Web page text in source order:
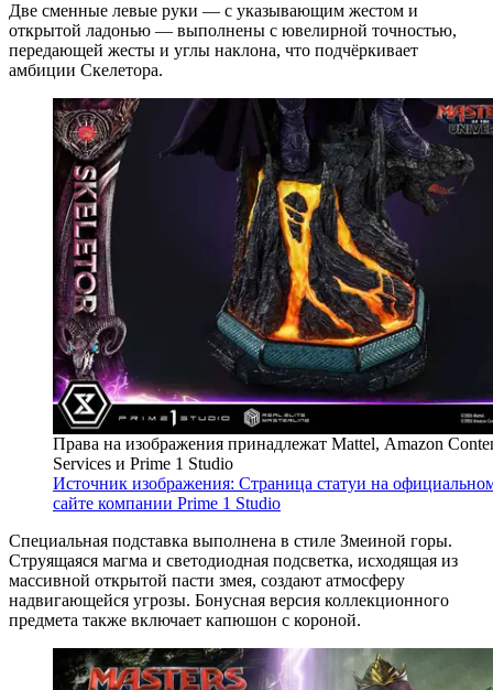
Две сменные левые руки — с указывающим жестом и
открытой ладонью — выполнены с ювелирной точностью,
передающей жесты и углы наклона, что подчёркивает
амбиции Скелетора.
Права на изображения принадлежат Mattel, Amazon
Services и Prime 1 Studio
Источник изображения: Страница статуи на
сайте компании Prime 1 Studio
Специальная подставка выполнена в стиле Змеиной горы.
Струящаяся магма и светодиодная подсветка, исходящая из
массивной открытой пасти змея, создают атмосферу
надвигающейся угрозы. Бонусная версия коллекционного
предмета также включает капюшон с короной.